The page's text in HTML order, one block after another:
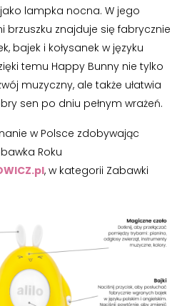
lampka nocna. W jego
brzuszku znajduje się fabrycznie
bajek i kołysanek w języku
temu Happy Bunny nie tylko
muzyczny, ale także ułatwia
sen po dniu pełnym wrażeń.
w Polsce zdobywając
Roku
, w kategorii Zabawki